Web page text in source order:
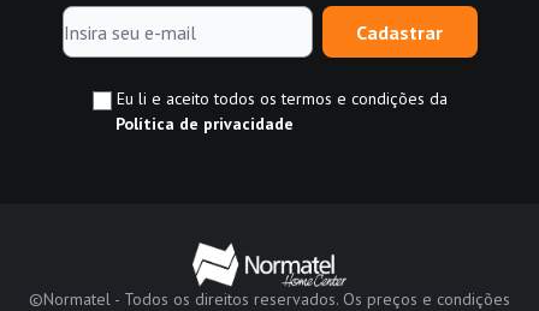
Cadastrar
Eu li e aceito todos os termos e condições da
Política de privacidade
©Normatel - Todos os direitos reservados. Os preços e condições